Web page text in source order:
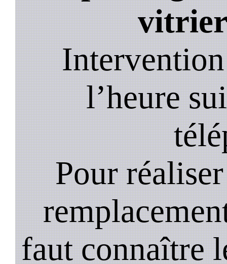
vitrier
Intervention
l’heure
Pour
faut connaître